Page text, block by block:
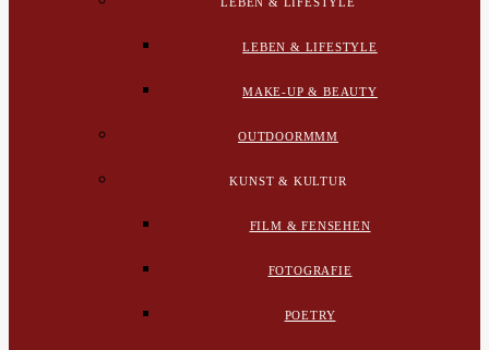
LEBEN & LIFESTYLE
MAKE-UP & BEAUTY
OUTDOORMMM
KUNST & KULTUR
FILM & FENSEHEN
FOTOGRAFIE
POETRY